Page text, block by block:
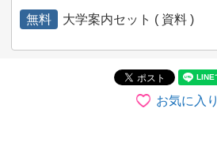
無料 大学案内セット ( 資料 )
お気に入り